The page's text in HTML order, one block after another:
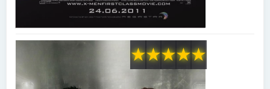
★
★
★
★
★